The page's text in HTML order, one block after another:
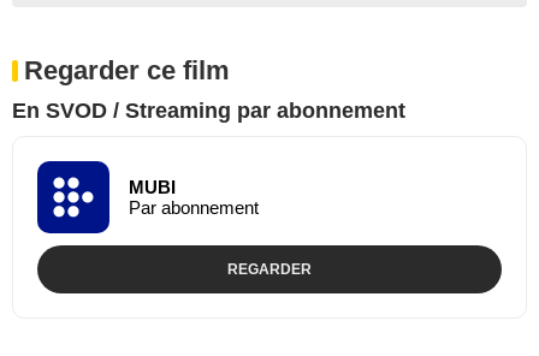
Regarder ce film
En SVOD / Streaming par abonnement
MUBI
Par abonnement
REGARDER